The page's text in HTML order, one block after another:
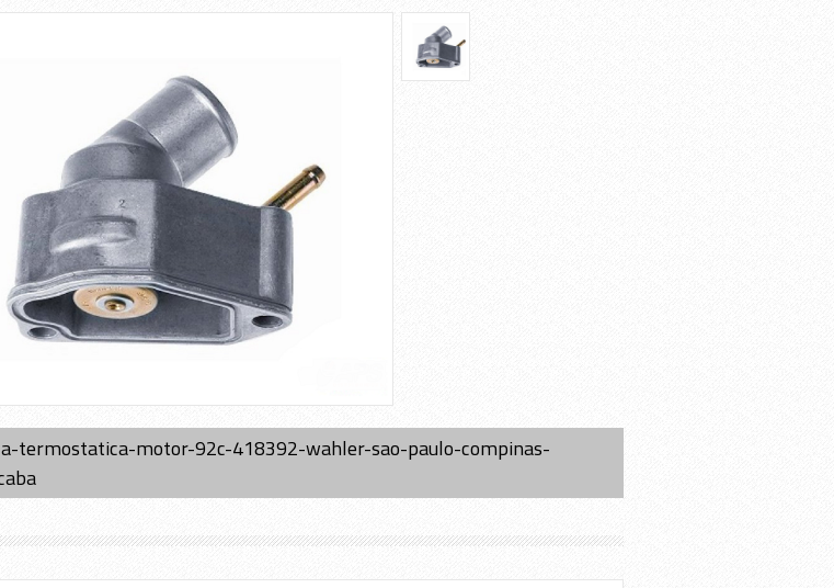
termostatica-motor-92c-418392-wahler-sao-paulo-compinas-